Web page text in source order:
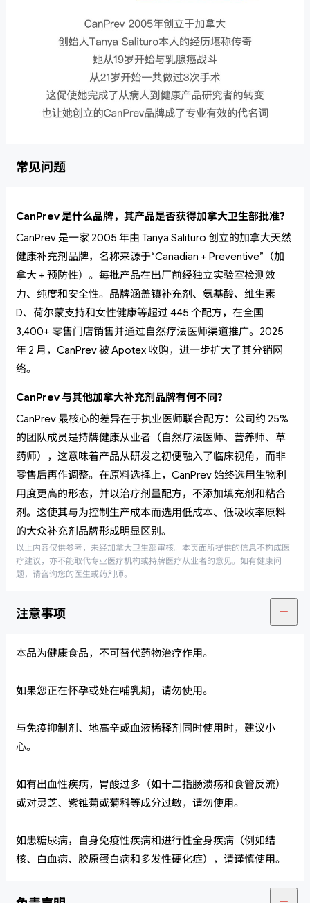
常见问题
CanPrev 是什么品牌，其产品是否获得加拿大卫生部批准？
CanPrev 是一家 2005 年由 Tanya Salituro 创立的加拿大天然
健康补充剂品牌，名称来源于“Canadian + Preventive”（加
拿大 + 预防性）。每批产品在出厂前经独立实验室检测效
力、纯度和安全性。品牌涵盖镇补充剂、氨基酸、维生素
D、荷尔蒙支持和女性健康等超过 445 个配方，在全国
3,400+ 零售门店销售并通过自然疗法医师渠道推广。2025
年 2 月，CanPrev 被 Apotex 收购，进一步扩大了其分销网
络。
CanPrev 与其他加拿大补充剂品牌有何不同？
CanPrev 最核心的差异在于执业医师联合配方：公司约 25%
的团队成员是持牌健康从业者（自然疗法医师、营养师、草
药师），这意味着产品从研发之初便融入了临床视角，而非
零售后再作调整。在原料选择上，CanPrev 始终选用生物利
用度更高的形态，并以治疗剂量配方，不添加填充剂和粘合
剂。这使其与为控制生产成本而选用低成本、低吸收率原料
的大众补充剂品牌形成明显区别。
以上内容仅供参考，未经加拿大卫生部审核。本页面所提供的信息不构成医
疗建议，亦不能取代专业医疗机构或持牌医疗从业者的意见。如有健康问
题，请咨询您的医生或药剂师。
注意事项
本品为健康食品，不可替代药物治疗作用。
如果您正在怀孕或处在哺乳期，请勿使用。
与免疫抑制剂、地高辛或血液稀释剂同时使用时，建议小
心。
如有出血性疾病，胃酸过多（如十二指肠溃疡和食管反流）
或对灵芝、紫锥菊或菊科等成分过敏，请勿使用。
如患糖尿病，自身免疫性疾病和进行性全身疾病（例如结
核、白血病、胶原蛋白病和多发性硬化症），请谨慎使用。